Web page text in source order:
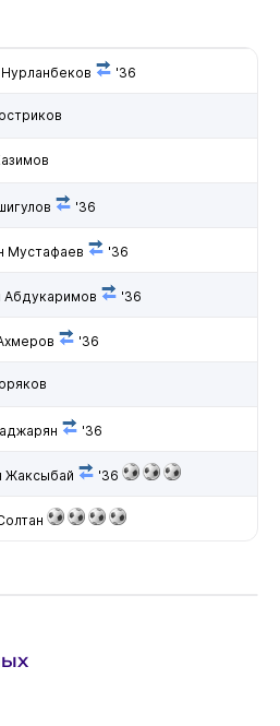
'36
'36
Мустафаев '36
Абдукаримов '36
'36
'36
Жаксыбай '36